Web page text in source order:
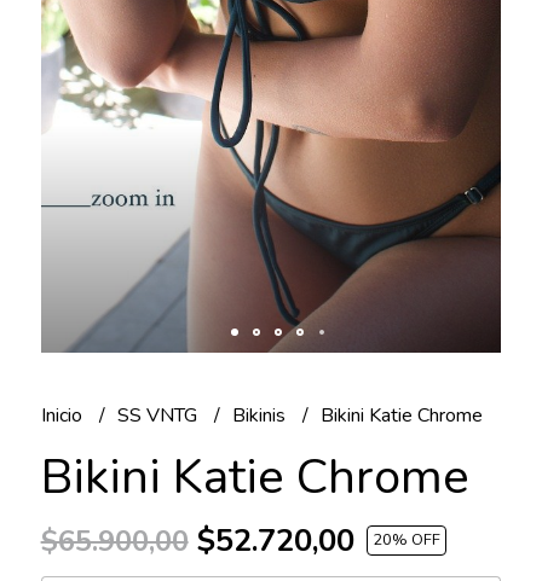
Inicio SS VNTG Bikinis Bikini Katie Chrome
Bikini Katie Chrome
$65.900,00$52.720,00 20% OFF